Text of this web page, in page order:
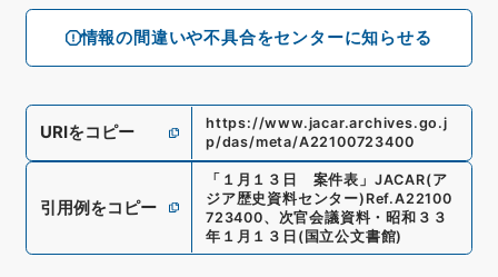
情報の間違いや不具合をセンターに知らせる
URIをコピー
https://www.jacar.archives.go.j
p/das/meta/A22100723400
引用例をコピー
「 １月１３日 案件表 」 JACAR(ア
ジア歴史資料センター) Ref.A22100
723400、 次官会議資料・昭和３３
年１月１３日 (国立公文書館)